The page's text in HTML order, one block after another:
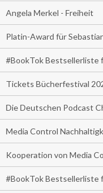
Angela Merkel - Freiheit
Platin-Award für
#BookTok Bestsellerliste
Tickets Bücherfestival
Die Deutschen Podcast
Media Control
Kooperation von Media
#BookTok Bestsellerliste